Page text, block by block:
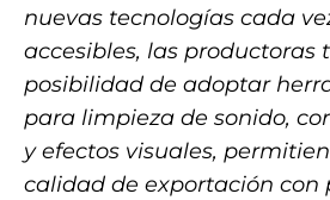
nuevas tecnologías cada
accesibles, las productoras
posibilidad de adoptar
para limpieza de sonido,
y efectos visuales,
calidad de exportación con